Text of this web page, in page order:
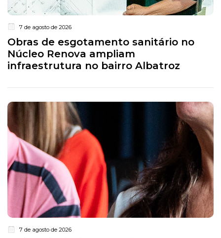
7 de agosto de 2026
Obras de esgotamento sanitário no
Núcleo Renova ampliam
infraestrutura no bairro Albatroz
7 de agosto de 2026